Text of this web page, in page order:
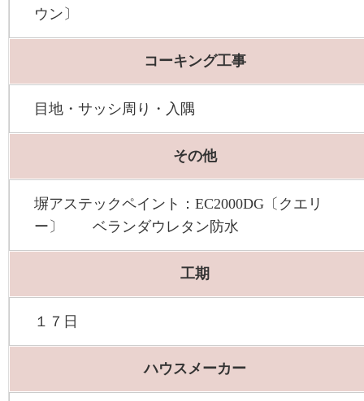
ウン〕
コーキング工事
目地・サッシ周り・入隅
その他
塀アステックペイント：EC2000DG〔クエリ
ー〕 ベランダウレタン防水
工期
１７日
ハウスメーカー